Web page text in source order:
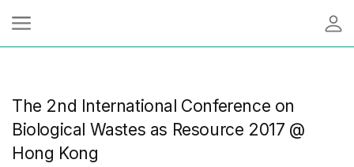
The 2nd International Conference on
Biological Wastes as Resource 2017 @
Hong Kong